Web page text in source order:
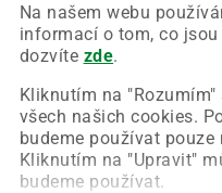
Na našem webu
informací o tom, co
dozvíte zde.
Kliknutím na
všech našich cookies.
budeme používat
Kliknutím na "Upravit"
budeme používat.
Chyba nastala na
Zkuste prosím znovu
Obnovit stránku